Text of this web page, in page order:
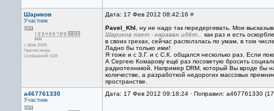
Шариков
Участник
с фев 2006
Пречистенка
Сообщений: 628
Дата: 17 Фев 2012 08:42:16 #
Pavel_Khl , ну не надо так передергивать. Мои
Шариков лает - караван идёт...
как раз и есть
в своих грехах, сейчас расползлась по умам, в том
Ладно бы только ими!
Я тоже и с З.Г. и с С.К. общался несколько раз. Если
А Сергею Комарову ещё раз посоветую бросить
радиотехникой. Например DRM, который Вы вроде бы
количестве, а разработкой недорогих массовых
пространстве.
a467761330
Участник
Дата: 17 Фев 2012 09:18:24 · Поправил: a467761330